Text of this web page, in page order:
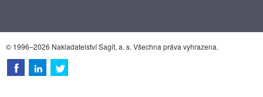
© 1996–2026 Nakladatelství Sagit, a. s. Všechna práva vyhrazena.